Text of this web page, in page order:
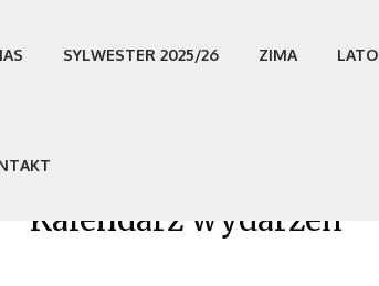
SYLWESTER 2025/26 ZIMA LATO
Kalendarz wydarzeń